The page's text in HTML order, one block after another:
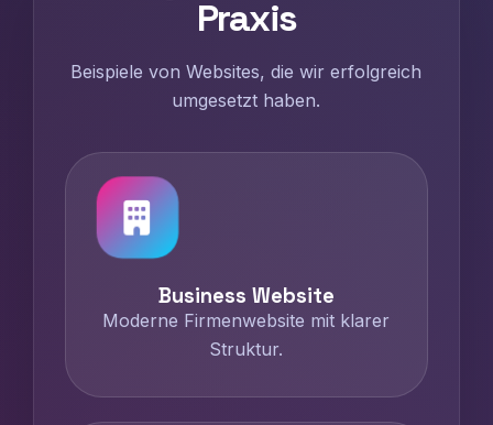
Praxis
Beispiele von Websites, die wir erfolgreich
umgesetzt haben.
Business Website
Moderne Firmenwebsite mit klarer
Struktur.